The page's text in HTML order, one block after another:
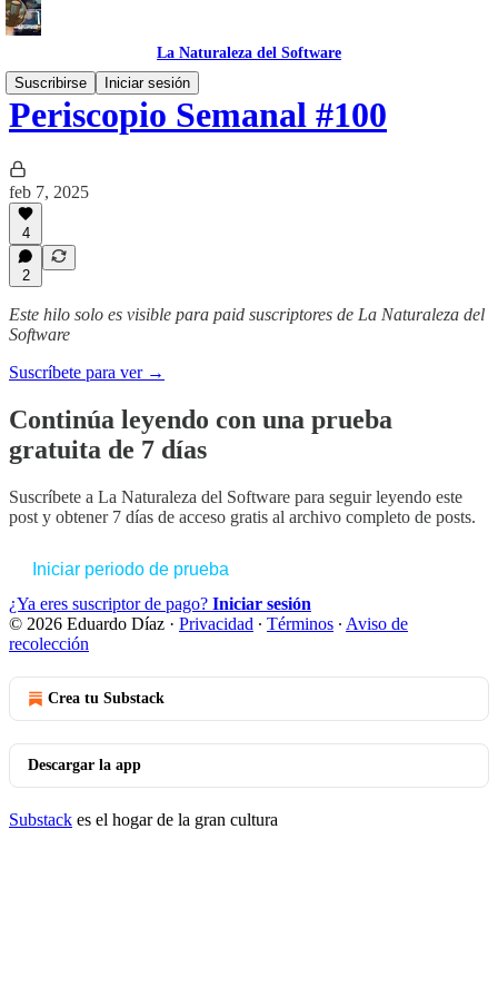
La Naturaleza del Software
Suscribirse
Iniciar sesión
Periscopio Semanal #100
feb 7, 2025
4
2
Este hilo solo es visible para paid suscriptores de La Naturaleza del
Software
Suscríbete para ver →
Continúa leyendo con una prueba
gratuita de 7 días
Suscríbete a La Naturaleza del Software para seguir leyendo este
post y obtener 7 días de acceso gratis al archivo completo de posts.
Iniciar periodo de prueba
¿Ya eres suscriptor de pago? Iniciar sesión
© 2026 Eduardo Díaz · Privacidad ∙ Términos ∙ Aviso de
recolección
Crea tu Substack
Descargar la app
Substack es el hogar de la gran cultura